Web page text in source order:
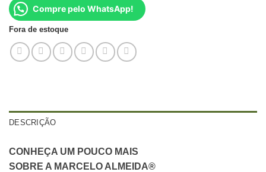
Compre pelo WhatsApp!
Fora de estoque
DESCRIÇÃO
CONHEÇA UM POUCO MAIS
SOBRE A MARCELO ALMEIDA®